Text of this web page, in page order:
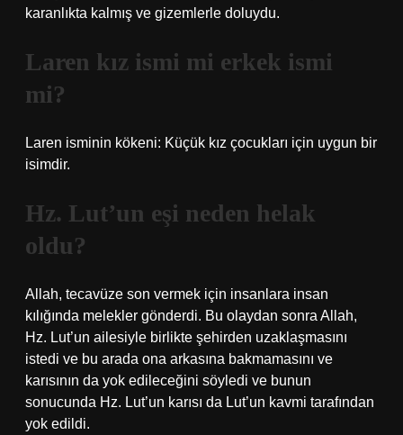
karanlıkta kalmış ve gizemlerle doluydu.
Laren kız ismi mi erkek ismi
mi?
Laren isminin kökeni: Küçük kız çocukları için uygun bir
isimdir.
Hz. Lut’un eşi neden helak
oldu?
Allah, tecavüze son vermek için insanlara insan
kılığında melekler gönderdi. Bu olaydan sonra Allah,
Hz. Lut’un ailesiyle birlikte şehirden uzaklaşmasını
istedi ve bu arada ona arkasına bakmamasını ve
karısının da yok edileceğini söyledi ve bunun
sonucunda Hz. Lut’un karısı da Lut’un kavmi tarafından
yok edildi.